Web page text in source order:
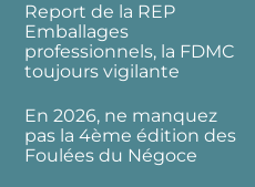
Report de la REP
Emballages
professionnels, la FDMC
toujours vigilante
En 2026, ne manquez
pas la 4ème édition des
Foulées du Négoce